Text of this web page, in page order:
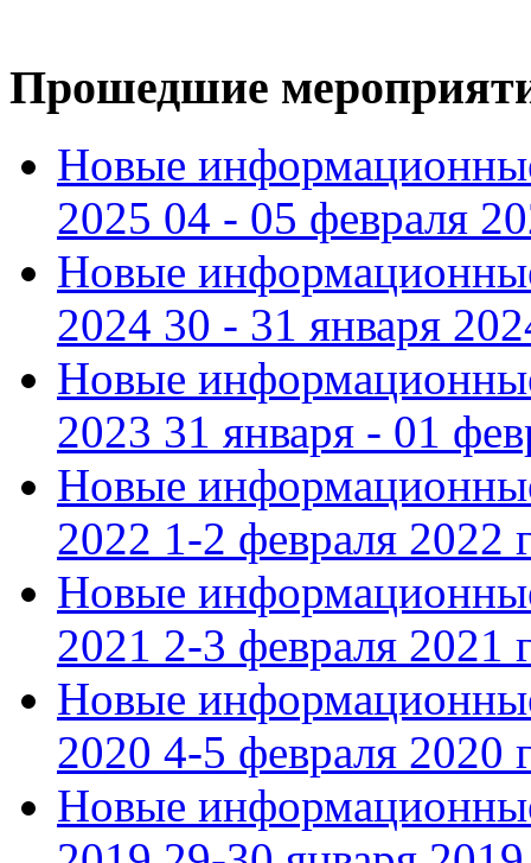
Прошедшие
Новые
2025 04 - 05 февраля
Новые
2024 30 - 31 января
Новые
2023 31 января - 01
Новые
2022 1-2 февраля 2022
Новые
2021 2-3 февраля 2021
Новые
2020 4-5 февраля 2020
Новые